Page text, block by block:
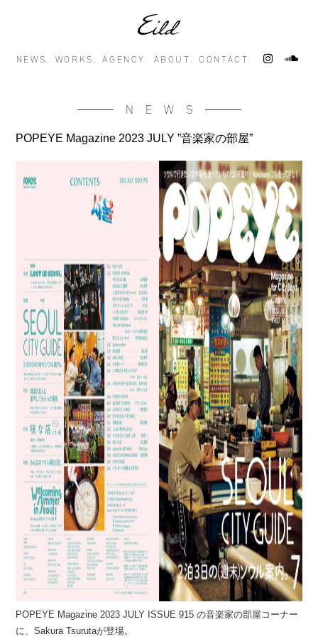
NEWS. WORKS. AGENCY. ABOUT. CONTACT.
NEWS
POPEYE Magazine 2023 JULY ”音楽家の部屋”
POPEYE Magazine 2023 JULY ISSUE 915 の音楽家の部屋コーナー
に、Sakura Tsurutaが登場。